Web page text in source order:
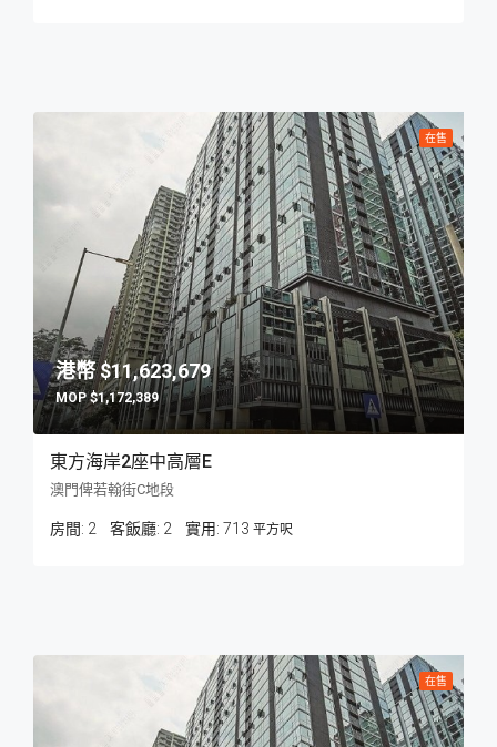
在售
$11,623,679
$1,172,389
東方海岸2座中高層E
澳門俾若翰街C地段
房間: 2 客飯廳: 2 713 平方呎
在售